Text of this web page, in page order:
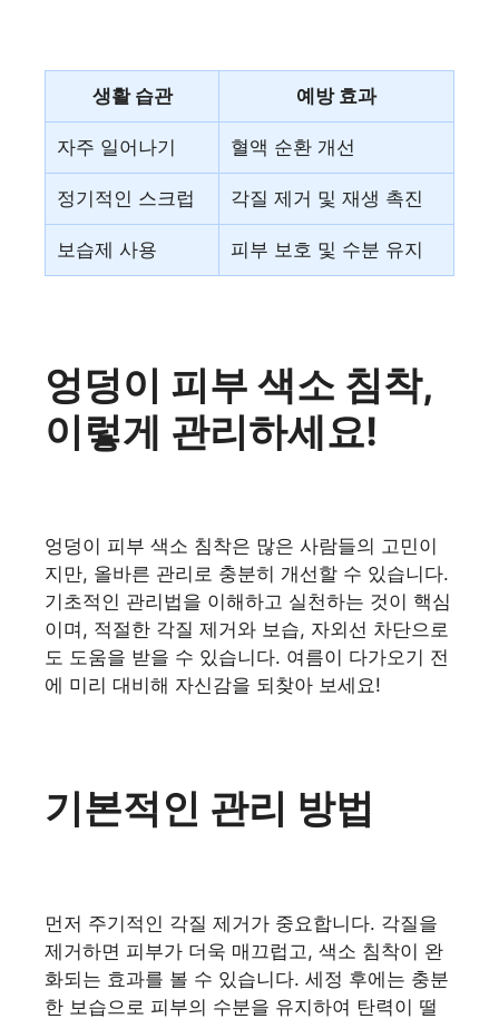
생활 습관 예방 효과
자주 일어나기 혈액 순환 개선
정기적인 스크럽 각질 제거 및 재생 촉진
보습제 사용 피부 보호 및 수분 유지
엉덩이 피부 색소 침착,
이렇게 관리하세요!
엉덩이 피부 색소 침착은 많은 사람들의 고민이
지만, 올바른 관리로 충분히 개선할 수 있습니다.
기초적인 관리법을 이해하고 실천하는 것이 핵심
이며, 적절한 각질 제거와 보습, 자외선 차단으로
도 도움을 받을 수 있습니다. 여름이 다가오기 전
에 미리 대비해 자신감을 되찾아 보세요!
기본적인 관리 방법
먼저 주기적인 각질 제거가 중요합니다. 각질을
제거하면 피부가 더욱 매끄럽고, 색소 침착이 완
화되는 효과를 볼 수 있습니다. 세정 후에는 충분
한 보습으로 피부의 수분을 유지하여 탄력이 떨